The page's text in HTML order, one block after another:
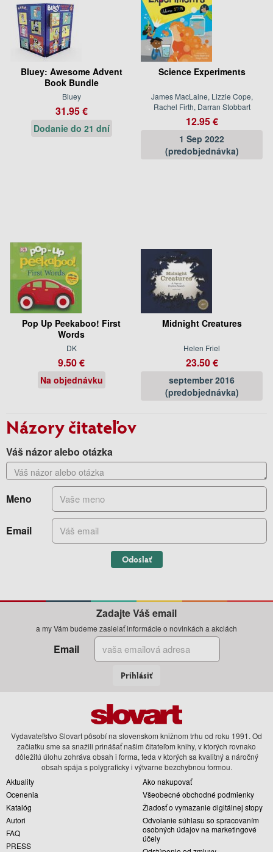
Bluey: Awesome Advent
Book Bundle
Bluey
31.95 €
Dodanie do 21 dní
Science Experiments
James MacLaine, Lizzie Cope,
Rachel Firth, Darran Stobbart
12.95 €
1 Sep 2022
(predobjednávka)
Pop Up Peekaboo! First
Words
DK
9.50 €
Na objednávku
Midnight Creatures
Helen Friel
23.50 €
september 2016
(predobjednávka)
Názory čitateľov
Váš názor alebo otázka
Meno
Email
Odoslať
Zadajte Váš email
a my Vám budeme zasielať informácie o novinkách a akciách
Email
Prihlásiť
Vydavateľstvo Slovart pôsobí na slovenskom knižnom trhu od roku 1991. Od
začiatku sme sa snažili prinášať našim čitateľom knihy, v ktorých rovnako
dôležitú úlohu zohráva obsah i forma, teda v ktorých sa kvalitný a náročný
obsah spája s polygraficky i výtvarne bezchybnou formou.
Aktuality
Ocenenia
Katalóg
Autori
FAQ
PRESS
Ako nakupovať
Všeobecné obchodné podmienky
Žiadosť o vymazanie digitálnej stopy
Odvolanie súhlasu so spracovaním
osobných údajov na marketingové
účely